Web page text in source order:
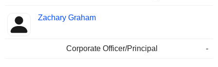
Zachary Graham
Corporate Officer/Principal -